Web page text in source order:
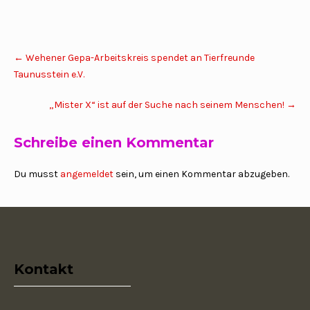
navigation
← Wehener Gepa-Arbeitskreis spendet an Tierfreunde
Taunusstein e.V.
„Mister X“ ist auf der Suche nach seinem Menschen! →
Schreibe einen Kommentar
Du musst angemeldet sein, um einen Kommentar abzugeben.
Kontakt